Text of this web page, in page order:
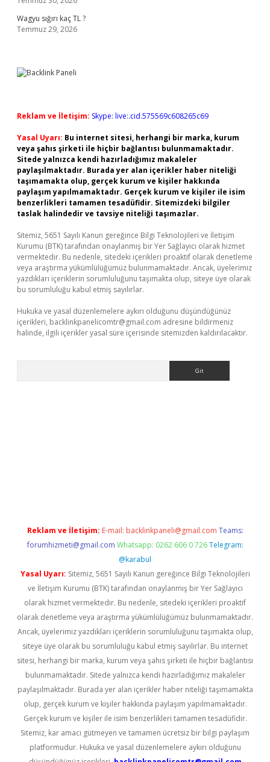
Wagyu sığırı kaç TL ?
Temmuz 29, 2026
Reklam ve İletişim: Skype: live:.cid.575569c608265c69
Yasal Uyarı: Bu internet sitesi, herhangi bir marka, kurum
veya şahıs şirketi ile hiçbir bağlantısı bulunmamaktadır.
Sitede yalnızca kendi hazırladığımız makaleler
paylaşılmaktadır. Burada yer alan içerikler haber niteliği
taşımamakta olup, gerçek kurum ve kişiler hakkında
paylaşım yapılmamaktadır. Gerçek kurum ve kişiler ile isim
benzerlikleri tamamen tesadüfidir. Sitemizdeki bilgiler
taslak halindedir ve tavsiye niteliği taşımazlar.
Sitemiz, 5651 Sayılı Kanun gereğince Bilgi Teknolojileri ve İletişim
Kurumu (BTK) tarafından onaylanmış bir Yer Sağlayıcı olarak hizmet
vermektedir. Bu nedenle, sitedeki içerikleri proaktif olarak denetleme
veya araştırma yükümlülüğümüz bulunmamaktadır. Ancak, üyelerimiz
yazdıkları içeriklerin sorumluluğunu taşımakta olup, siteye üye olarak
bu sorumluluğu kabul etmiş sayılırlar.
Hukuka ve yasal düzenlemelere aykırı olduğunu düşündüğünüz
içerikleri, backlinkpanelicomtr@gmail.com adresine bildirmeniz
halinde, ilgili içerikler yasal süre içerisinde sitemizden kaldırılacaktır.
Reklam ve İletişim: E-mail: backlinkpaneli@gmail.com Teams:
forumhizmeti@gmail.com Whatsapp: 0262 606 0 726 Telegram:
@karabul
Yasal Uyarı: Sitemiz, 5651 Sayılı Kanun gereğince Bilgi Teknolojileri
ve İletişim Kurumu (BTK) tarafından onaylanmış bir Yer Sağlayıcı
olarak hizmet vermektedir. Bu nedenle, sitedeki içerikleri proaktif
olarak denetleme veya araştırma yükümlülüğümüz bulunmamaktadır.
Ancak, üyelerimiz yazdıkları içeriklerin sorumluluğunu taşımakta olup,
siteye üye olarak bu sorumluluğu kabul etmiş sayılırlar. Bu internet
sitesi, herhangi bir marka, kurum veya şahıs şirketi ile hiçbir bağlantısı
bulunmamaktadır. Sitede yalnızca kendi hazırladığımız makaleler
paylaşılmaktadır. Burada yer alan içerikler haber niteliği taşımamakta
olup, gerçek kurum ve kişiler hakkında paylaşım yapılmamaktadır.
Gerçek kurum ve kişiler ile isim benzerlikleri tamamen tesadüfidir.
Sitemiz, kar amacı gütmeyen ve tamamen ücretsiz bir bilgi paylaşım
platformudur. Hukuka ve yasal düzenlemelere aykırı olduğunu